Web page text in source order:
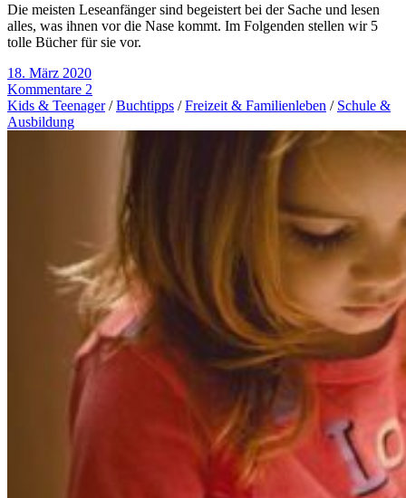
Die meisten Leseanfänger sind begeistert bei der Sache und lesen
alles, was ihnen vor die Nase kommt. Im Folgenden stellen wir 5
tolle Bücher für sie vor.
18. März 2020
Kommentare 2
Kids & Teenager/Buchtipps /Freizeit & Familienleben / Schule &
Ausbildung